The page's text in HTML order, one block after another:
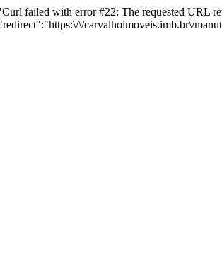
failed with error #22: The requested URL
\/carvalhoimoveis.imb.br\/